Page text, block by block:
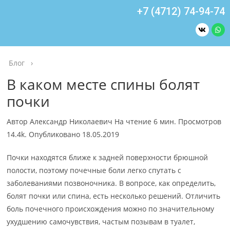
+7 (4712) 74-94-74
Блог ›
В каком месте спины болят
почки
Автор Александр Николаевич На чтение 6 мин. Просмотров
14.4k. Опубликовано 18.05.2019
Почки находятся ближе к задней поверхности брюшной
полости, поэтому почечные боли легко спутать с
заболеваниями позвоночника. В вопросе, как определить,
болят почки или спина, есть несколько решений. Отличить
боль почечного происхождения можно по значительному
ухудшению самочувствия, частым позывам в туалет,